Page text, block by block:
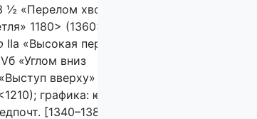
½ «Перелом хвоста» 1140>
1180> (1360>),
IIа «Высокая перемычка»
«Углом вниз
вверху» (<1200),
графика: ѥ (1240>), ꙗ
[1340–1380]